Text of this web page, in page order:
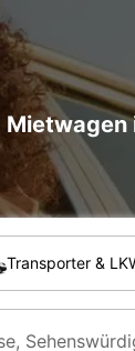
Transporter &